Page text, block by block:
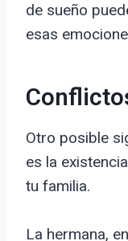
de sueño
esas
Otro posible
es la
tu familia.
La hermana,